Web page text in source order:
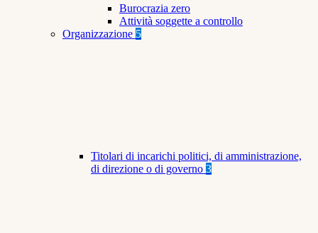
Burocrazia zero
Attività soggette a controllo
Organizzazione 5
Titolari di incarichi politici, di amministrazione,
di direzione o di governo 3